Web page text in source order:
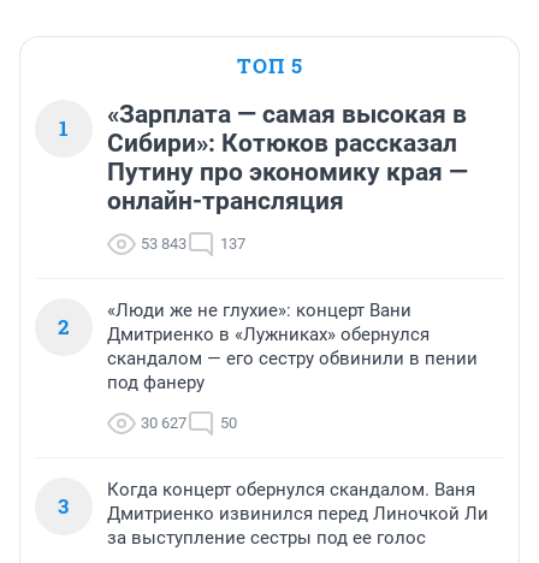
ТОП 5
1
«Зарплата — самая высокая в
Сибири»: Котюков рассказал
Путину про экономику края —
онлайн-трансляция
53 843 137
2
«Люди же не глухие»: концерт Вани
Дмитриенко в «Лужниках» обернулся
скандалом — его сестру обвинили в пении
под фанеру
30 627 50
3
Когда концерт обернулся скандалом. Ваня
Дмитриенко извинился перед Линочкой Ли
за выступление сестры под ее голос